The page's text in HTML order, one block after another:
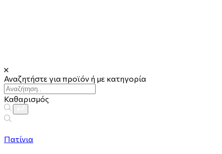
Αναζητήστε για προϊόν ή με κατηγορία
Καθαρισμός
Πατίνια